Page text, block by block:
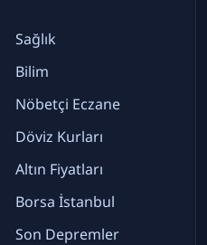
Sağlık
Bilim
Nöbetçi Eczane
Döviz Kurları
Altın Fiyatları
Borsa İstanbul
Son Depremler